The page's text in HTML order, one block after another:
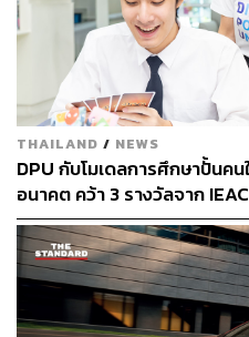
“ต้องทำ‘ความเข้าใจ’
จะไม่รู้เลยว่าจริงๆ แล้วอะไร
ว่า บ่อยครั้งที่ลูกค้าเข้ามาโด
ของตัวเอง “บางคนเห็นเพื่อน
คุยกับคนไข้ก่อนเสมอว่า จริงๆ
ถึงจะแนะนำได้ว่าวิธีไหนแก้ไ
ผลลัพธ์ที่มีประสิทธิภาพกว่า”
THAILAND / NEWS
DPU กับโมเดลการศึกษาปั้นค
อนาคต คว้า 3 รางวัลจาก